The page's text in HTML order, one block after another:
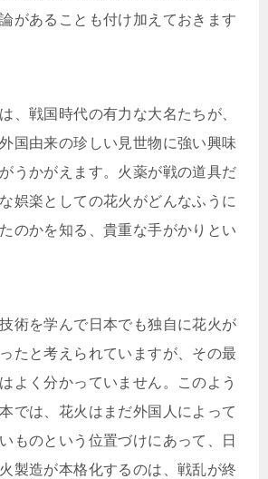
があることも付け加えておきます
、戦国時代の有力な大名たちが、
国由来の珍しい見世物に強い興味
うかがえます。火薬が戦の道具だ
娯楽としての花火がどんなふうに
のかを知る、貴重な手がかりとい
術を学んで日本でも独自に花火が
たと考えられていますが、その最
よく分かっていません。このよう
では、花火はまだ外国人によって
ものという位置づけにあって、日
製造が本格化するのは、戦乱が終